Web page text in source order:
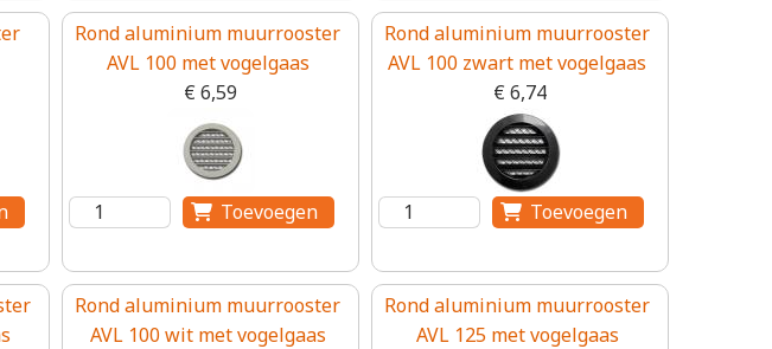
Rond aluminium muurrooster
AVL 100 met vogelgaas
€ 6,59
Rond aluminium muurrooster
AVL 100 zwart met vogelgaas
€ 6,74
Rond aluminium muurrooster
AVL 100 wit met vogelgaas
Rond aluminium muurrooster
AVL 125 met vogelgaas